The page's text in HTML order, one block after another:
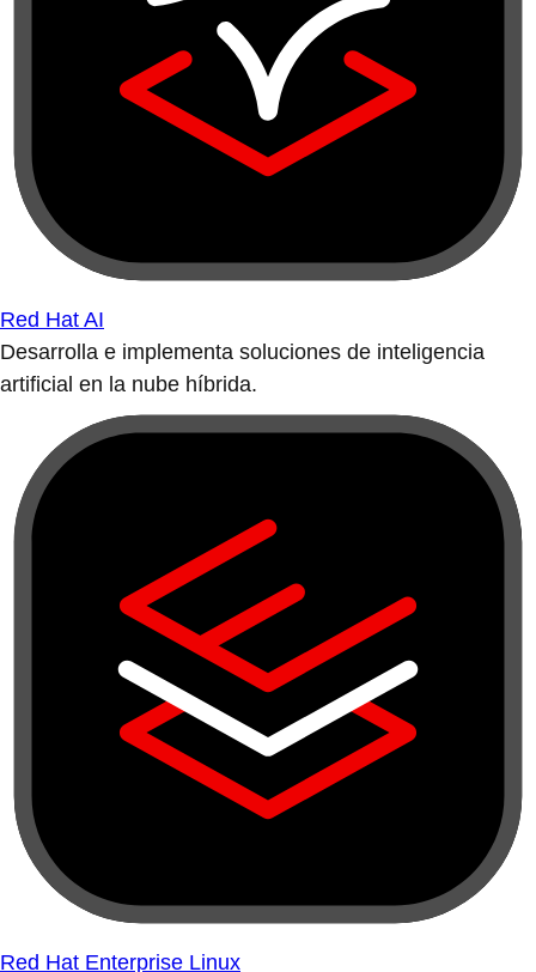
Red Hat AI
Desarrolla e implementa soluciones de inteligencia
artificial en la nube híbrida.
Red Hat Enterprise Linux